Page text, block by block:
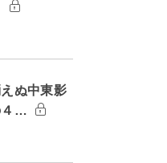
ぬ中東影
４…